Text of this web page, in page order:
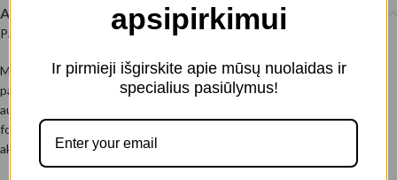
Aprašymas
Paveikslas – Auksinis telefonas
Minimalizmas, kuris kalba garsiau už žodžius. Šis paveikslas ant drobės
paverčia paprastą kasdienį objektą prabangos ir ironijos simboliu –
auksinis telefonas tampa tarsi ryšio, statuso ir laiko dialogu. Švarios
formos, šilti aukso atspalviai ir subtilus retro pojūtis sukuria vizualinį
akcentą, kuris vienu metu yra ir stilingas, ir žaismingai provokuojantis.
apsipirkimui
Ir pirmieji išgirskite apie mūsų nuolaidas ir
specialius pasiūlymus!